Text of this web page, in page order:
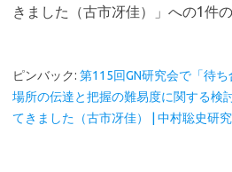
きました（古市冴佳）
」への1件
ピンバック: 第115回GN研究会で「待
場所の伝達と把握の難易度に関する検
てきました（古市冴佳） | 中村聡史研